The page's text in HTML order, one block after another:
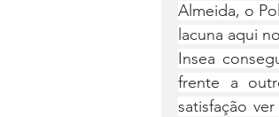
Almeida, o
lacuna aqui
Insea
frente a
satisfação